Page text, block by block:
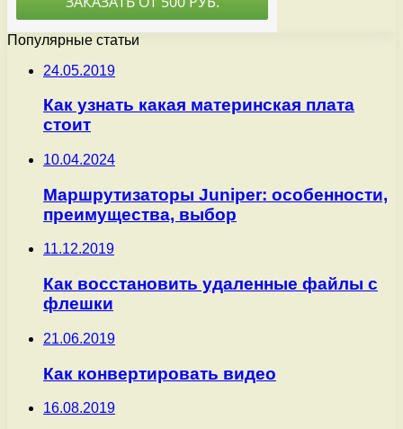
Популярные статьи
24.05.2019
Как узнать какая материнская плата
стоит
10.04.2024
Маршрутизаторы Juniper: особенности,
преимущества, выбор
11.12.2019
Как восстановить удаленные файлы с
флешки
21.06.2019
Как конвертировать видео
16.08.2019